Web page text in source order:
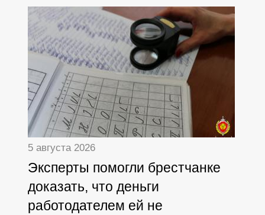
5 августа 2026
Эксперты помогли брестчанке
доказать, что деньги
работодателем ей не